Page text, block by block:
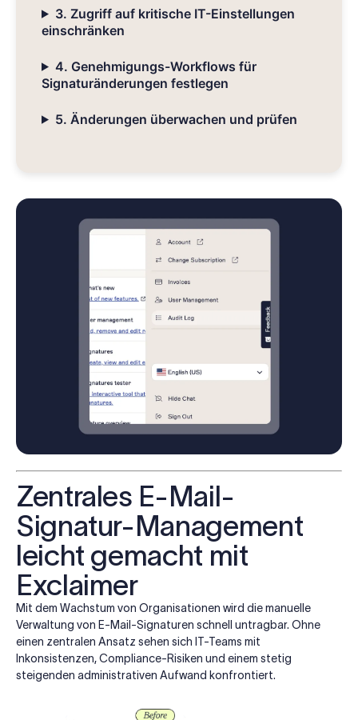
3. Zugriff auf kritische IT-Einstellungen
einschränken
4. Genehmigungs-Workflows für
Signaturänderungen festlegen
5. Änderungen überwachen und prüfen
Zentrales E-Mail-
Signatur-Management
leicht gemacht mit
Exclaimer
Mit dem Wachstum von Organisationen wird die manuelle
Verwaltung von E-Mail-Signaturen schnell untragbar. Ohne
einen zentralen Ansatz sehen sich IT-Teams mit
Inkonsistenzen, Compliance-Risiken und einem stetig
steigenden administrativen Aufwand konfrontiert.